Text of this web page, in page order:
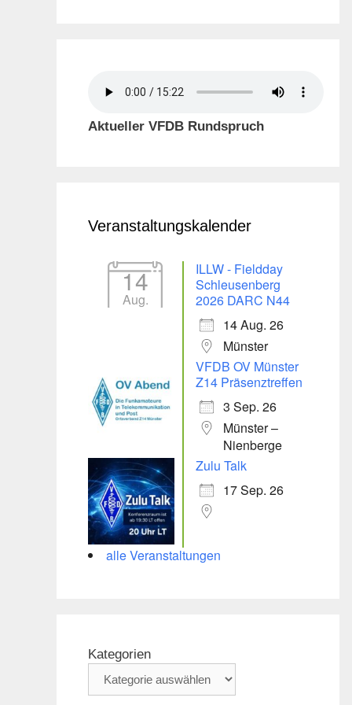
Aktueller VFDB Rundspruch
Veranstaltungskalender
14
Aug.
ILLW - Fieldday
Schleusenberg
2026 DARC N44
14 Aug. 26
Münster
VFDB OV Münster
Z14 Präsenztreffen
3 Sep. 26
Münster –
Nienberge
Zulu Talk
17 Sep. 26
alle Veranstaltungen
Kategorien